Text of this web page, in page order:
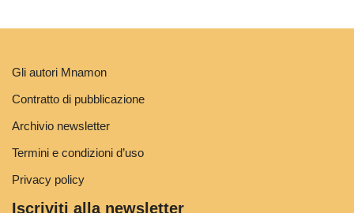
Gli autori Mnamon
Contratto di pubblicazione
Archivio newsletter
Termini e condizioni d’uso
Privacy policy
Iscriviti alla newsletter